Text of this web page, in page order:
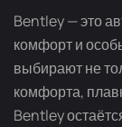
Bentley — это
комфорт и
выбирают не
комфорта,
Bentley